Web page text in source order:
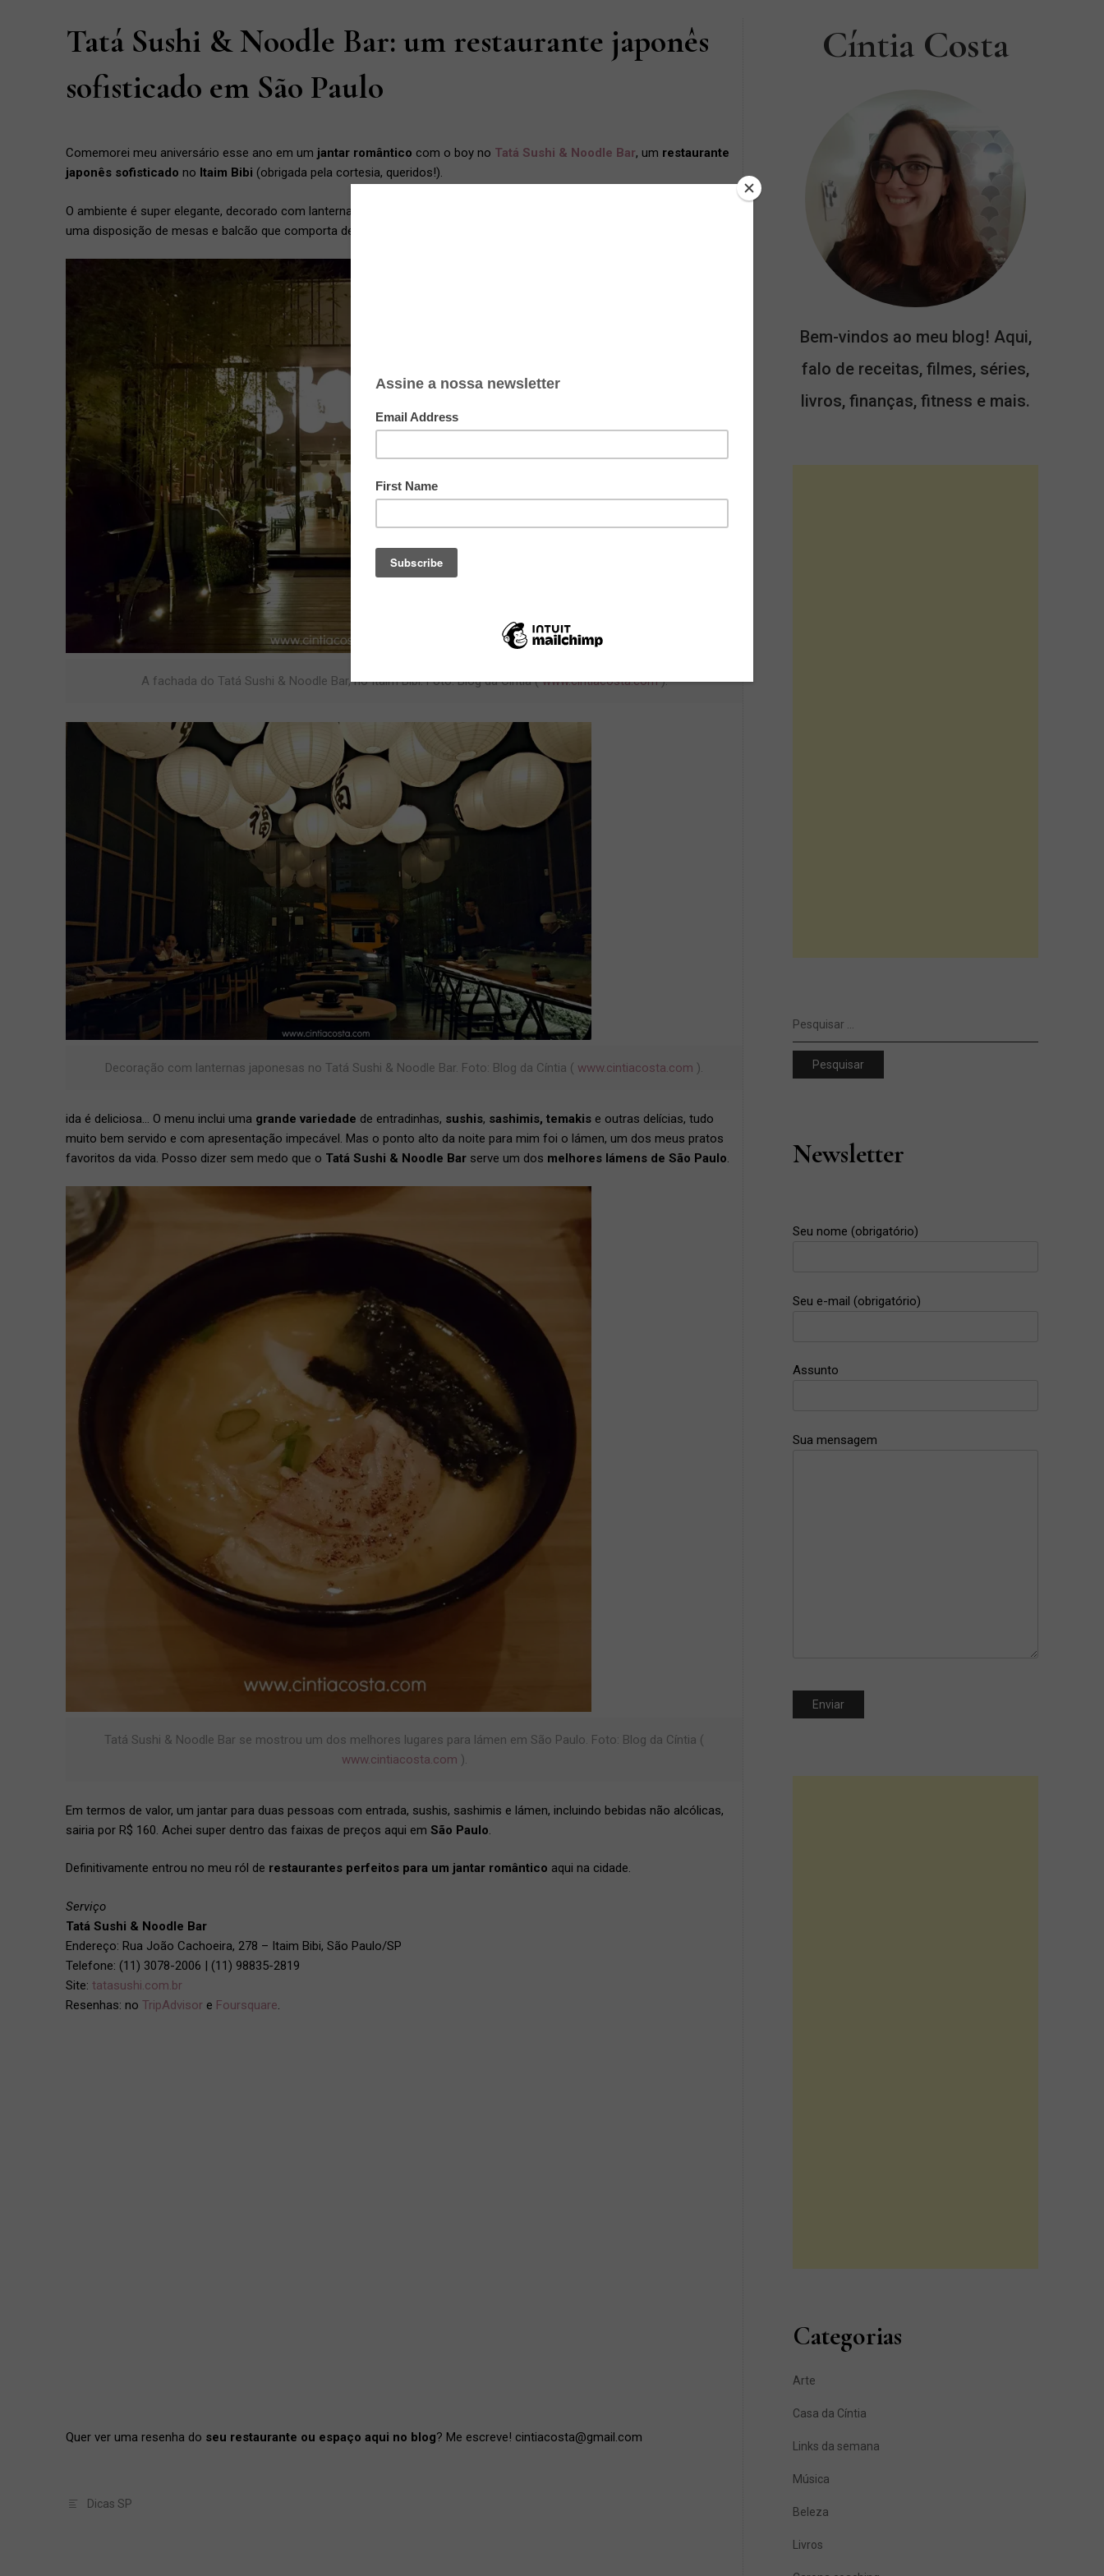
Tatá Sushi & Noodle Bar: um restaurante japonês
sofisticado em São Paulo
Comemorei meu aniversário esse ano em um jantar romântico com o boy no Tatá Sushi & Noodle Bar, um restaurante
japonês sofisticado no Itaim Bibi (obrigada pela cortesia, queridos!).
O ambiente é super elegante, decorado com lanternas japonesas no teto alto, com uma iluminação bem aconchegante e
uma disposição de mesas e balcão que comporta desde grupos grandes até casais, sem que fique barulhento.
A fachada do Tatá Sushi & Noodle Bar, no Itaim Bibi. Foto: Blog da Cíntia (www.cintiacosta.com).
Decoração com lanternas japonesas no Tatá Sushi & Noodle Bar. Foto: Blog da Cíntia ( www.cintiacosta.com ).
ida é deliciosa… O menu inclui uma grande variedade de entradinhas, sushis, sashimis, temakis e outras delícias, tudo
muito bem servido e com apresentação impecável. Mas o ponto alto da noite para mim foi o lámen, um dos meus pratos
favoritos da vida. Posso dizer sem medo que o Tatá Sushi & Noodle Bar serve um dos melhores lámens de São Paulo
Tatá Sushi & Noodle Bar se mostrou um dos melhores lugares para lámen em São Paulo. Foto: Blog da Cíntia (
www.cintiacosta.com ).
Em termos de valor, um jantar para duas pessoas com entrada, sushis, sashimis e lámen, incluindo bebidas não alcólicas,
sairia por R$ 160. Achei super dentro das faixas de preços aqui em São Paulo
Definitivamente entrou no meu ról de restaurantes perfeitos para um jantar romântico aqui na cidade.
Serviço
Tatá Sushi & Noodle Bar
Endereço: Rua João Cachoeira, 278 – Itaim Bibi, São Paulo/SP
Telefone: (11) 3078-2006 | (11) 98835-2819
Site: tatasushi.com.br
Resenhas: no TripAdvisor e Foursquare
Quer ver uma resenha do seu restaurante ou espaço aqui no blog? Me escreve! cintiacosta@gmail.com
Dicas SP
Cíntia Costa
Bem-vindos ao meu blog! Aqui,
falo de receitas, filmes, séries,
livros, finanças, fitness e mais.
Pesquisar
Newsletter
Seu nome (obrigatório)
Seu e-mail (obrigatório)
Assunto
Sua mensagem
Categorias
Arte
Casa da Cíntia
Links da semana
Música
Beleza
Livros